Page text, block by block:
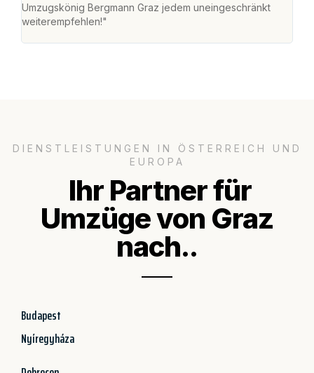
Umzugskönig Bergmann Graz jedem uneingeschränkt
weiterempfehlen!"
DIENSTLEISTUNGEN IN ÖSTERREICH UND
EUROPA
Ihr Partner für
Umzüge von Graz
nach..
Budapest
Nyíregyháza